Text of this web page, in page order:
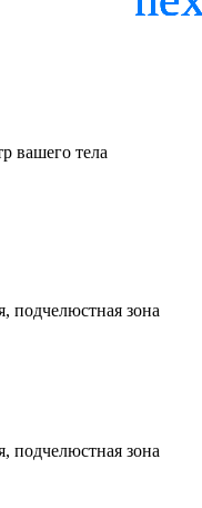
вашего тела
подчелюстная зона
подчелюстная зона